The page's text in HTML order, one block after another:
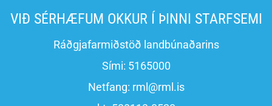
VIÐ SÉRHÆFUM OKKUR Í ÞINNI STARFSEMI
Ráðgjafarmiðstöð landbúnaðarins
Sími: 5165000
Netfang: rml@rml.is